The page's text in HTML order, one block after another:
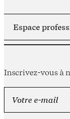
Inscrivez-vous à